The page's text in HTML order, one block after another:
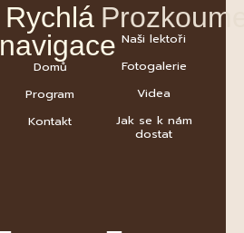
Rychlá
navigace
Domů
Program
Kontakt
Naši lektoři
Fotogalerie
Videa
Jak se k nám
dostat